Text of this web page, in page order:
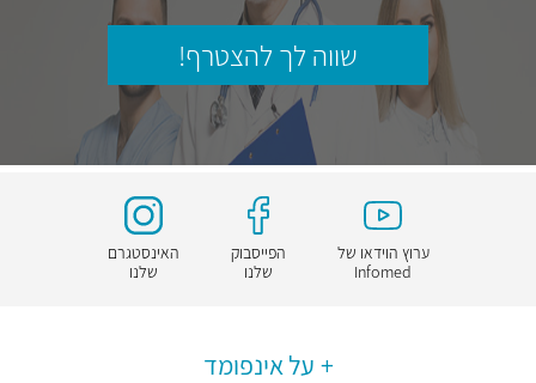
שווה לך להצטרף!
ערוץ הוידאו של
Infomed
הפייסבוק
שלנו
האינסטגרם
שלנו
על אינפומד